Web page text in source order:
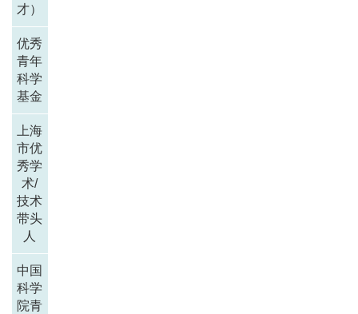
才）
优秀
青年
科学
基金
上海
市优
秀学
术/
技术
带头
人
中国
科学
院青